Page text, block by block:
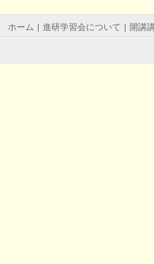
ホーム | 進研学習会について | 開講